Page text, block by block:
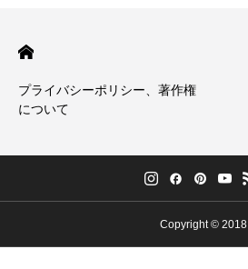
プライバシーポリシー、著作権
について
Copyright © 2018